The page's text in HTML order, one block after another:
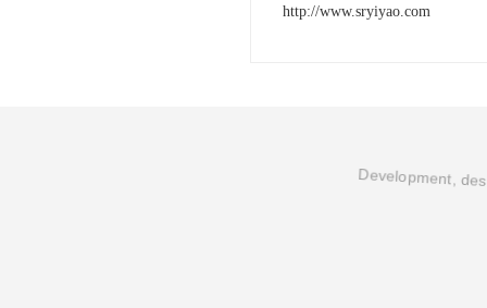
http://www.sryiyao.com